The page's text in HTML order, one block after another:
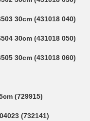
30cm (431018 040)
30cm (431018 050)
30cm (431018 060)
(729915)
(732141)